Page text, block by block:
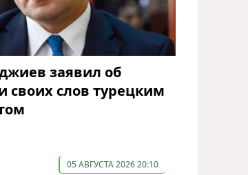
заявил об
своих слов турецким
05 АВГУСТА 2026 20:10